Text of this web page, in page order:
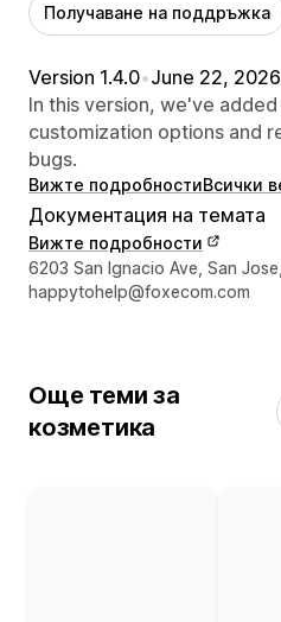
Получаване на поддръжка
Version 1.4.0•June 22, 2026
In this version, we've
customization options and
bugs.
Вижте подробностиВсички
Документация на темата
Вижте подробности
Данни за връзка с
6203 San Ignacio Ave, San
happytohelp@foxecom.com
Още теми за
козметика